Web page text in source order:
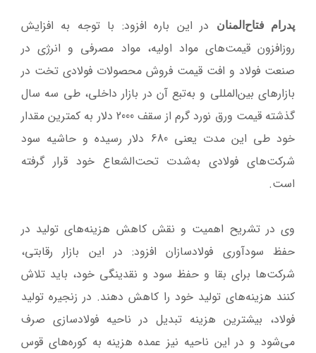
پدرام فتاح‌المنان
در این باره افزود: با توجه به افزایش
روزافزون قیمت‌های مواد اولیه، مواد مصرفی و انرژی در
صنعت فولاد و افت قیمت فروش محصولات فولادی تخت در
بازارهای بین‌المللی و به‌تبع آن در بازار داخلی، طی سه سال
گذشته قیمت ورق نورد گرم از سقف 2000 دلار به کمترین مقدار
خود طی این مدت یعنی 680 دلار رسیده و حاشیه سود
شرکت‌های فولادی به‌شدت تحت‌الشعاع خود قرار گرفته
است.
وی در تشریح اهمیت و نقش کاهش هزینه‌های تولید در
حفظ سودآوری فولادسازان افزود: در این بازار رقابتی،
شرکت‌ها برای بقا و حفظ سود و نقدینگی خود، باید تلاش
کنند هزینه‌های تولید خود را کاهش دهند. در زنجیره تولید
فولاد، بیشترین هزینه تبدیل در ناحیه فولادسازی صرف
می‌شود و در این ناحیه نیز عمده هزینه به کوره‌های قوس